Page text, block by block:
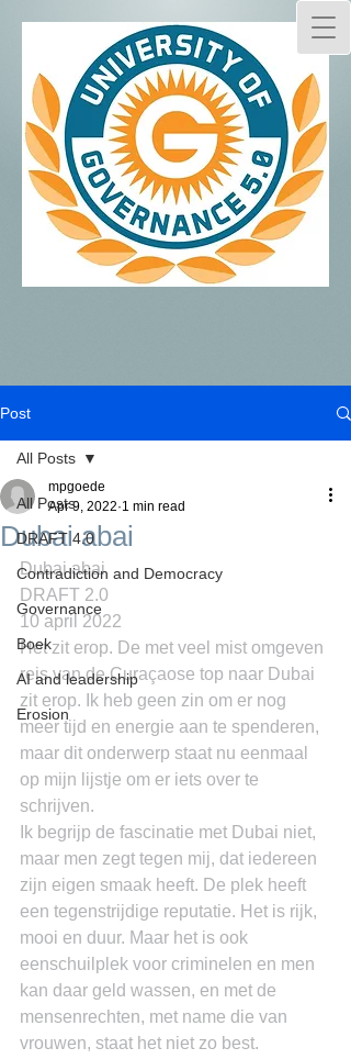
Post
All Posts
DRAFT 4.0
Contradiction and Democracy
Governance
Boek
AI and leadership
Erosion
All Posts
Dubai abai
mpgoede
Apr 9, 2022 1 min read
Dubai abai
DRAFT 2.0
10 april 2022
Het zit erop. De met veel mist omgeven
reis van de Curaçaose top naar Dubai
zit erop. Ik heb geen zin om er nog
meer tijd en energie aan te spenderen,
maar dit onderwerp staat nu eenmaal
op mijn lijstje om er iets over te
schrijven.
Ik begrijp de fascinatie met Dubai niet,
maar men zegt tegen mij, dat iedereen
zijn eigen smaak heeft. De plek heeft
een tegenstrijdige reputatie. Het is rijk,
mooi en duur. Maar het is ook
eenschuilplek voor criminelen en men
kan daar geld wassen, en met de
mensenrechten, met name die van
vrouwen, staat het niet zo best.